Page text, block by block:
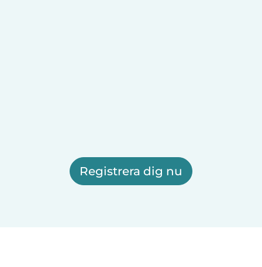
Registrera dig nu